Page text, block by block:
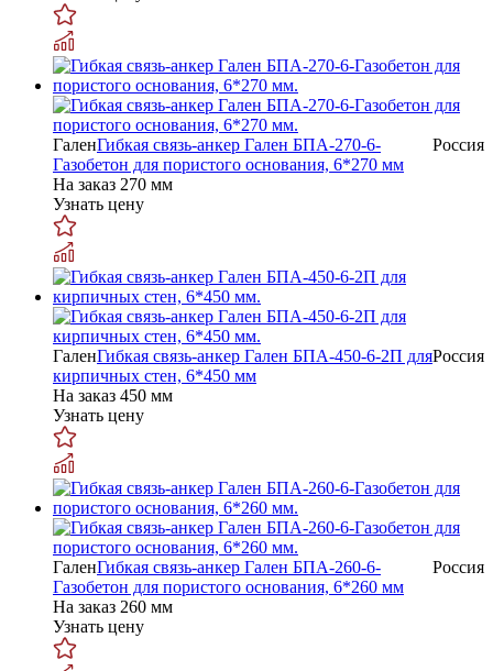
Гален Россия
Гибкая связь-анкер Гален БПА-270-6-
Газобетон для пористого основания, 6*270 мм
На заказ 270 мм
Узнать цену
Гален Россия
Гибкая связь-анкер Гален БПА-450-6-2П для
кирпичных стен, 6*450 мм
На заказ 450 мм
Узнать цену
Гален Россия
Гибкая связь-анкер Гален БПА-260-6-
Газобетон для пористого основания, 6*260 мм
На заказ 260 мм
Узнать цену